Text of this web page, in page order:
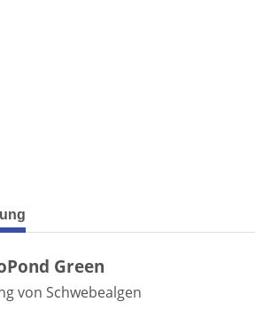
anzeigen
Green
von Schwebealgen